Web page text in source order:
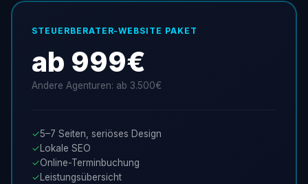
STEUERBERATER-WEBSITE PAKET
ab 999€
Andere Agenturen: ab 3.500€
✓5–7 Seiten, seriöses Design
✓Lokale SEO
✓Online-Terminbuchung
✓Leistungsübersicht